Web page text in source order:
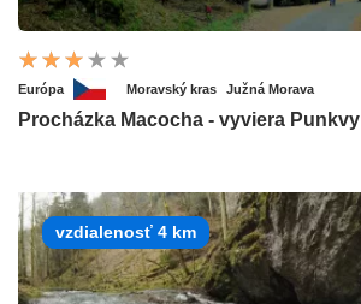
Európa Moravský kras Južná Morava
Procházka Macocha - vyviera Punkvy
vzdialenosť 4 km